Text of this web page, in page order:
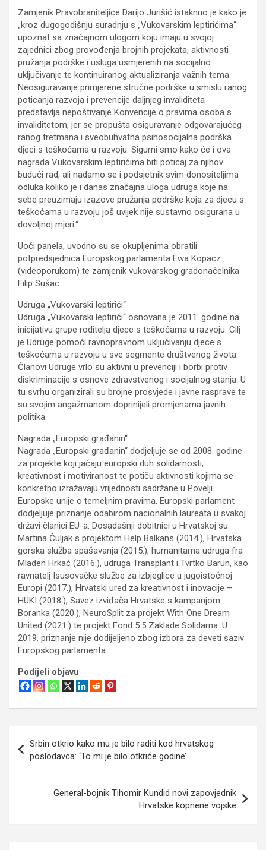
Zamjenik Pravobraniteljice Darijo Jurišić istaknuo je kako je
„kroz dugogodišnju suradnju s „Vukovarskim leptirićima“
upoznat sa značajnom ulogom koju imaju u svojoj
zajednici zbog provođenja brojnih projekata, aktivnosti
pružanja podrške i usluga usmjerenih na socijalno
uključivanje te kontinuiranog aktualiziranja važnih tema.
Neosiguravanje primjerene stručne podrške u smislu ranog
poticanja razvoja i prevencije daljnjeg invaliditeta
predstavlja nepoštivanje Konvencije o pravima osoba s
invaliditetom, jer se propušta osiguravanje odgovarajućeg
ranog tretmana i sveobuhvatna psihosocijalna podrška
djeci s teškoćama u razvoju. Sigurni smo kako će i ova
nagrada Vukovarskim leptirićima biti poticaj za njihov
budući rad, ali nadamo se i podsjetnik svim donositeljima
odluka koliko je i danas značajna uloga udruga koje na
sebe preuzimaju izazove pružanja podrške koja za djecu s
teškoćama u razvoju još uvijek nije sustavno osigurana u
dovoljnoj mjeri.“
Uoči panela, uvodno su se okupljenima obratili:
potpredsjednica Europskog parlamenta Ewa Kopacz
(videoporukom) te zamjenik vukovarskog gradonačelnika
Filip Sušac.
Udruga „Vukovarski leptirići“
Udruga „Vukovarski leptirići“ osnovana je 2011. godine na
inicijativu grupe roditelja djece s teškoćama u razvoju. Cilj
je Udruge pomoći ravnopravnom uključivanju djece s
teškoćama u razvoju u sve segmente društvenog života.
Članovi Udruge vrlo su aktivni u prevenciji i borbi protiv
diskriminacije s osnove zdravstvenog i socijalnog stanja. U
tu svrhu organizirali su brojne prosvjede i javne rasprave te
su svojim angažmanom doprinijeli promjenama javnih
politika.
Nagrada „Europski građanin“
Nagrada „Europski građanin“ dodjeljuje se od 2008. godine
za projekte koji jačaju europski duh solidarnosti,
kreativnost i motiviranost te potiču aktivnosti kojima se
konkretno izražavaju vrijednosti sadržane u Povelji
Europske unije o temeljnim pravima. Europski parlament
dodjeljuje priznanje odabirom nacionalnih laureata u svakoj
državi članici EU-a. Dosadašnji dobitnici u Hrvatskoj su:
Martina Čuljak s projektom Help Balkans (2014.), Hrvatska
gorska služba spašavanja (2015.), humanitarna udruga fra
Mladen Hrkać (2016.), udruga Transplant i Tvrtko Barun, kao
ravnatelj Isusovačke službe za izbjeglice u jugoistočnoj
Europi (2017.), Hrvatski ured za kreativnost i inovacije –
HUKI (2018.), Savez izviđača Hrvatske s kampanjom
Boranka (2020.), NeuroSplit za projekt With One Dream
United (2021.) te projekt Fond 5.5 Zaklade Solidarna. U
2019. priznanje nije dodijeljeno zbog izbora za deveti saziv
Europskog parlamenta.
Podijeli objavu
objava
Srbin otkrio kako mu je bilo raditi kod hrvatskog
poslodavca: ‘To mi je bilo otkriće godine’
General-bojnik Tihomir Kundid novi zapovjednik
Hrvatske kopnene vojske